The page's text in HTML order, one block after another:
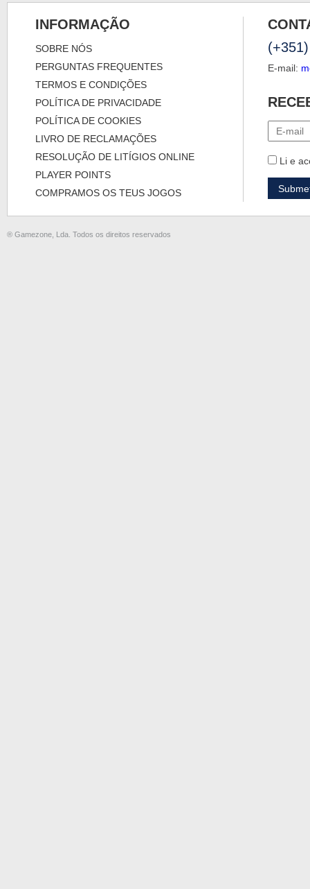
INFORMAÇÃO
SOBRE NÓS
PERGUNTAS FREQUENTES
TERMOS E CONDIÇÕES
POLÍTICA DE PRIVACIDADE
POLÍTICA DE COOKIES
LIVRO DE RECLAMAÇÕES
RESOLUÇÃO DE LITÍGIOS ONLINE
PLAYER POINTS
COMPRAMOS OS TEUS JOGOS
E-mail:
Li e
® Gamezone, Lda. Todos os direitos reservados